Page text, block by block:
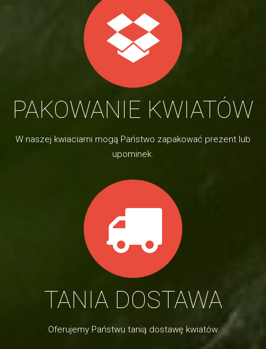
PAKOWANIE KWIATÓW
W naszej kwiaciarni mogą Państwo zapakować prezent lub
upominek.
TANIA DOSTAWA
Oferujemy Państwu tanią dostawę kwiatów